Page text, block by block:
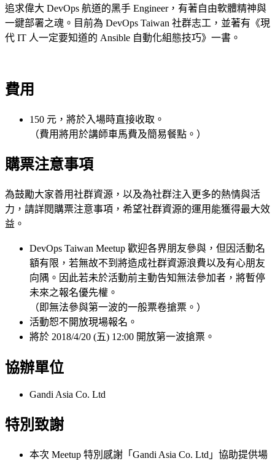
追求偉大 DevOps 航道的黑手 Engineer，有著自由軟體精神與
一鍵部署之魂。目前為 DevOps Taiwan 社群志工，並著有《現
代 IT 人一定要知道的 Ansible 自動化組態技巧》一書。
費用
150 元，將於入場時直接收取。
（費用將用於講師車馬費及簡易餐點。）
購票注意事項
為鼓勵大家善用社群資源，以及為社群注入更多的熱情與活
力，請詳閱購票注意事項，希望社群資源的運用能獲得最大效
益。
DevOps Taiwan Meetup 歡迎各界朋友參與，但因活動名
額有限，若無故不到將造成社群資源浪費以及有心朋友
向隅。因此若未於活動前主動告知無法參加者，將暫停
未來之報名優先權。
（即無法參與第一波的一般票卷搶票。）
活動恕不開放現場報名。
將於 2018/4/20 (五) 12:00 開放第一波搶票。
協辦單位
Gandi Asia Co. Ltd
特別致謝
本次 Meetup 特別感謝「Gandi Asia Co. Ltd」協助提供場